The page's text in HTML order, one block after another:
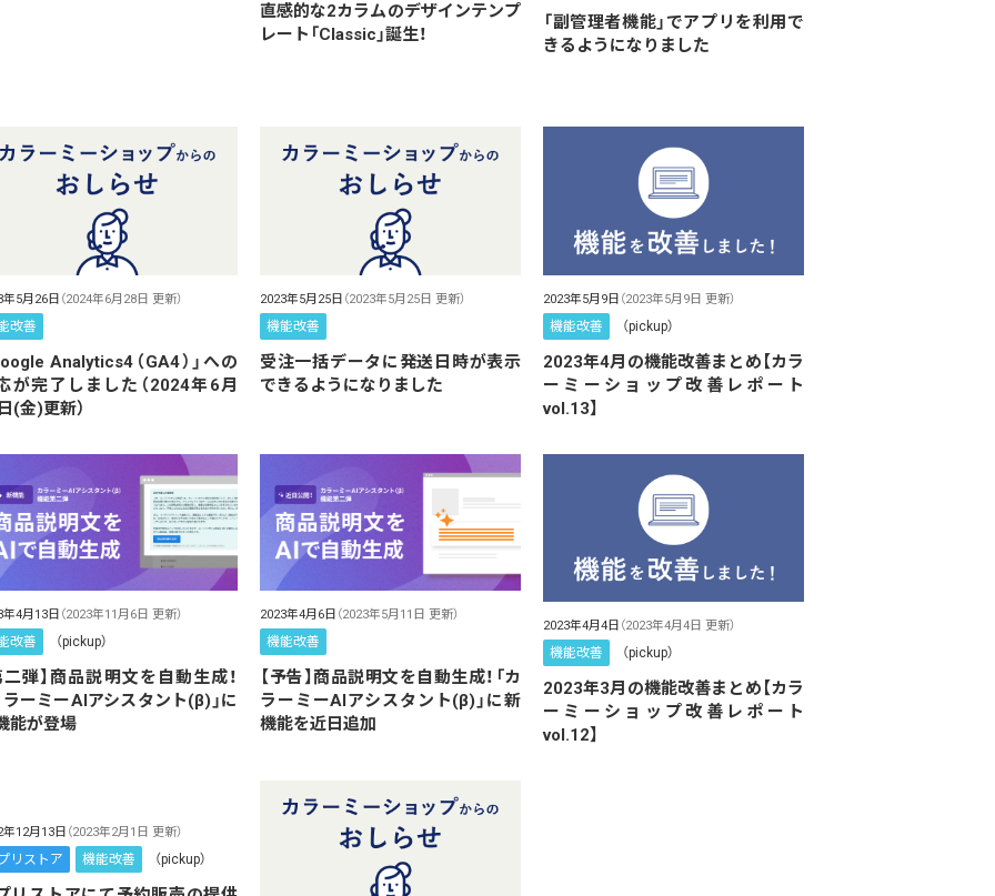
直感的な2カラムのデザインテンプ
レート「Classic」誕生！
「副管理者機能」でアプリを利用で
きるようになりました
年5月26日 （2024年6月28日 更新）
改善
Analytics4（GA4）」への
が完了しました（2024年6月
(金)更新）
2023年5月25日 （2023年5月25日 更新）
機能改善
受注一括データに発送日時が表示
できるようになりました
2023年5月9日 （2023年5月9日 更新）
機能改善 （pickup）
2023年4月の機能改善まとめ【カラ
ーミーショップ改善レポート
vol.13】
年4月13日 （2023年11月6日 更新）
改善 （pickup）
二弾】商品説明文を自動生成！
ラーミーAIアシスタント(β)」に
能が登場
2023年4月6日 （2023年5月11日 更新）
機能改善
【予告】商品説明文を自動生成！「カ
ラーミーAIアシスタント(β)」に新
機能を近日追加
2023年4月4日 （2023年4月4日 更新）
機能改善 （pickup）
2023年3月の機能改善まとめ【カラ
ーミーショップ改善レポート
vol.12】
年12月13日 （2023年2月1日 更新）
リストア 機能改善 （pickup）